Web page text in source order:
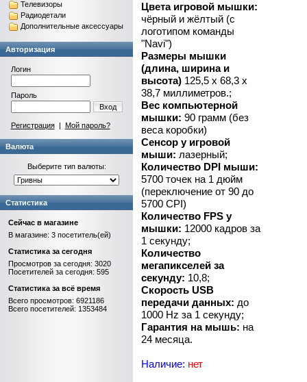
Телевизоры
Радиодетали
Дополнительные аксессуары
Авторизация
Логин
Пароль
Вход
Регистрация| Мой пароль?
Валюта
Выберите тип валюты:
Статистика
Сейчас в магазине
В магазине: 3 посетитель(ей)
Статистика за сегодня
Просмотров за сегодня: 3020
Посетителей за сегодня: 595
Статистика за всё время
Всего просмотров: 6921186
Всего посетителей: 1353484
Цвета игровой мышки:
чёрный и жёлтый (с
логотипом команды
"Navi")
Размеры мышки
(длина, ширина и
высота) 125,5 x 68,3 x
38,7 миллиметров.;
Вес компьютерной
мышки: 90 грамм (без
веса коробки)
Сенсор у игровой
мыши: лазерный;
Количество DPI мыши:
5700 точек на 1 дюйм
(переключение от 90 до
5700 CPI)
Количество FPS у
мышки: 12000 кадров за
1 секунду;
Количество
мегапикселей за
секунду: 10,8;
Скорость USB
передачи данных: до
1000 Hz за 1 секунду;
Гарантия на мышь: на
24 месяца.
Наличие: нет